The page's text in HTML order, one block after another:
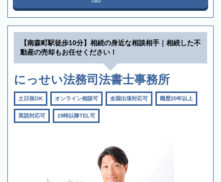
【南森町駅徒歩10分】相続の身近な相談相手｜相続した不
動産の売却もお任せください！
にっせい法務司法書士事務所
土日祝OK オンライン相談可 全国出張対応可 職歴20年以上
英語対応可 19時以降TEL可